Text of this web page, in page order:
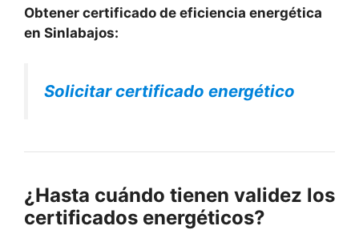
Obtener certificado de eficiencia energética
en Sinlabajos:
Solicitar certificado energético
¿Hasta cuándo tienen validez los
certificados energéticos?